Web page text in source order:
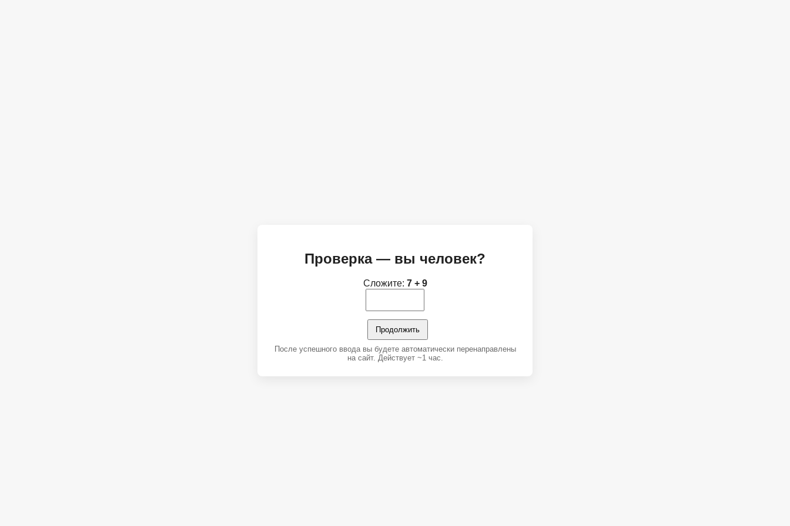
Проверка — вы человек?
Сложите: 7 + 9
Продолжить
После успешного ввода вы будете автоматически перенаправлены
на сайт. Действует ~1 час.